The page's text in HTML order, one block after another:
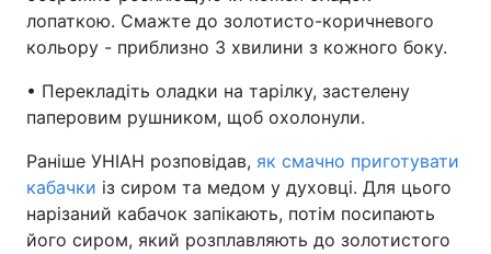
лопаткою. Смажте до золотисто-коричневого
кольору - приблизно 3 хвилини з кожного боку.
• Перекладіть оладки на тарілку, застелену
паперовим рушником, щоб охолонули.
Раніше УНІАН розповідав, як смачно приготувати
кабачки із сиром та медом у духовці. Для цього
нарізаний кабачок запікають, потім посипають
його сиром, який розплавляють до золотистого